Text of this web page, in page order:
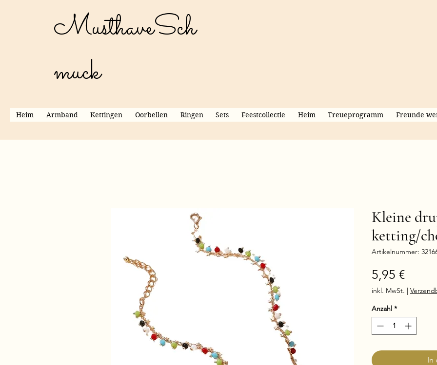
MusthaveSch
muck
Heim Armband Kettingen Oorbellen Ringen Sets Feestcollectie Heim Treueprogramm Freunde
Kleine
ketting/
Artikelnummer:
5,95 €Preis
inkl. MwSt. |
Anzahl *
In